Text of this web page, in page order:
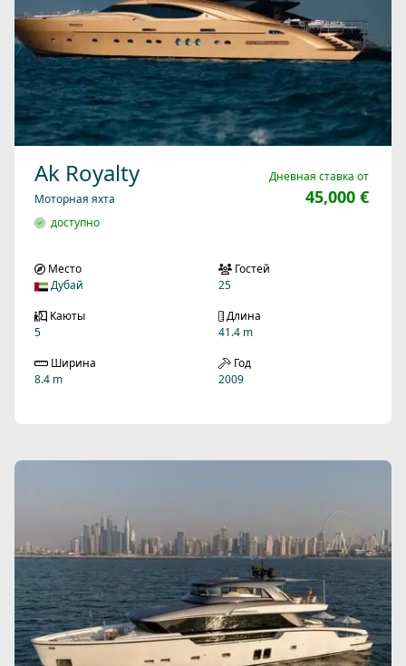
Ak Royalty
Моторная яхта
доступно
Дневная ставка от
45,000 €
Место
Дубай
Гостей
25
Каюты
5
Длина
41.4 m
Ширина
8.4 m
Год
2009